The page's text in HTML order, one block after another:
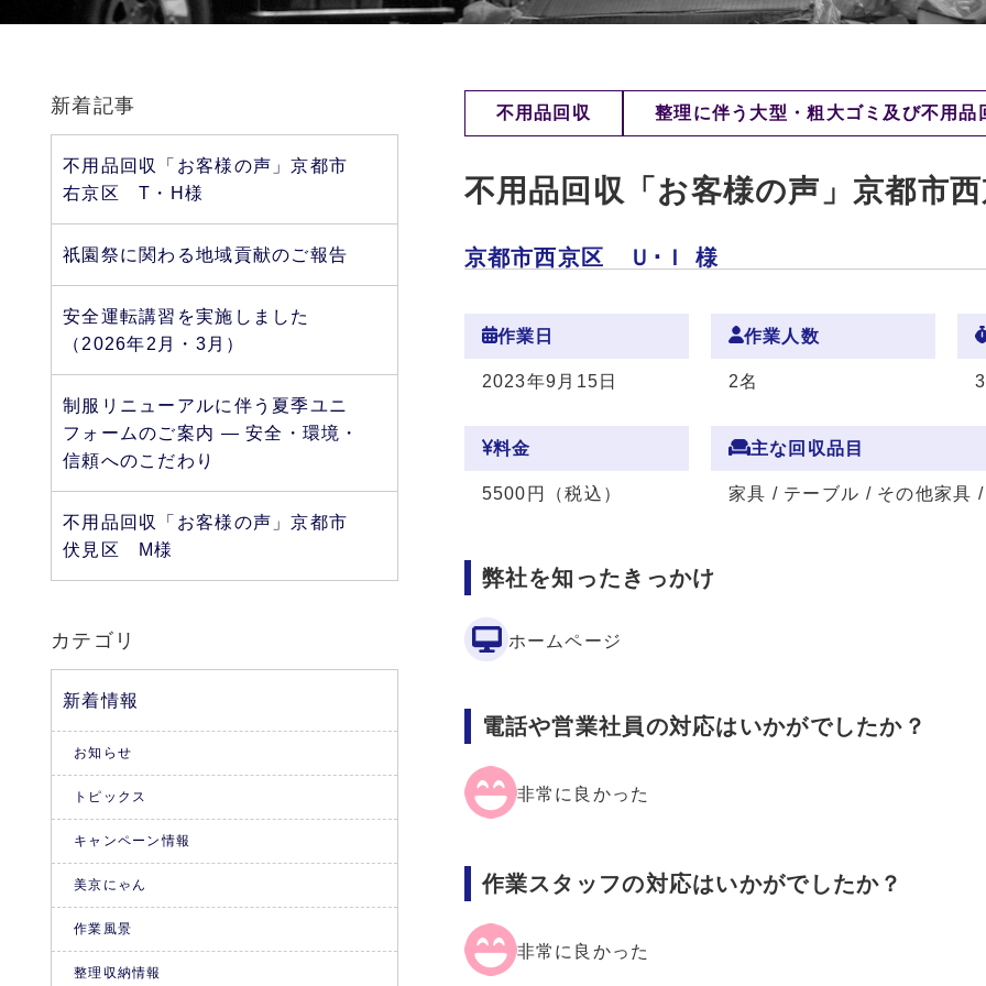
不用品回収 整理に伴う大型・粗大ゴミ及び不用品
不用品回収「お客様の声」京都市
京都市西京区 Ｕ･Ｉ 様
作業日
2023年9月15日
作業人数
2名
料金
5500円（税込）
主な回収品目
家具 / テーブル / その他家具
弊社を知ったきっかけ
ホームページ
電話や営業社員の対応はいかがでしたか？
非常に良かった
作業スタッフの対応はいかがでしたか？
非常に良かった
新着記事
不用品回収「お客様の声」京都市
右京区 T・H様
祇園祭に関わる地域貢献のご報告
安全運転講習を実施しました
（2026年2月・3月）
制服リニューアルに伴う夏季ユニ
フォームのご案内 ― 安全・環境・
信頼へのこだわり
不用品回収「お客様の声」京都市
伏見区 M様
カテゴリ
新着情報
お知らせ
トピックス
キャンペーン情報
美京にゃん
作業風景
整理収納情報